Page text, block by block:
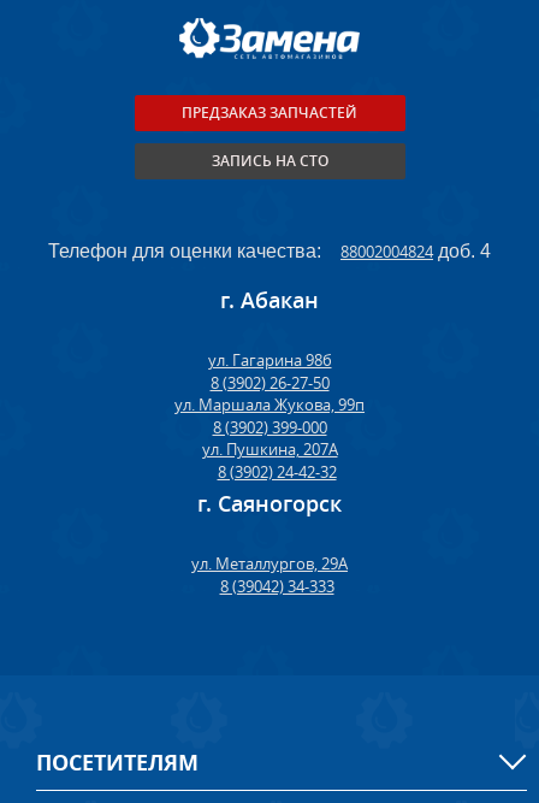
ПРЕДЗАКАЗ ЗАПЧАСТЕЙ
ЗАПИСЬ НА СТО
Телефон для оценки качества: 88002004824доб. 4
г. Абакан
ул. Гагарина 98б
8 (3902) 26-27-50
ул. Маршала Жукова, 99п
8 (3902) 399-000
ул. Пушкина, 207А
8 (3902) 24-42-32
г. Саяногорск
ул. Металлургов, 29А
8 (39042) 34-333
ПОСЕТИТЕЛЯМ